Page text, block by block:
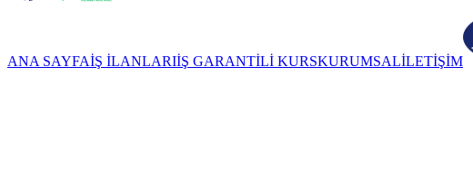
ANA SAYFAİŞ İLANLARIİŞ GARANTİLİ KURSKURUMSALİLETİŞİM